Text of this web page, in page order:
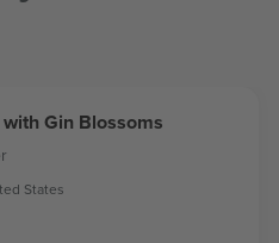
Gin Blossoms
States